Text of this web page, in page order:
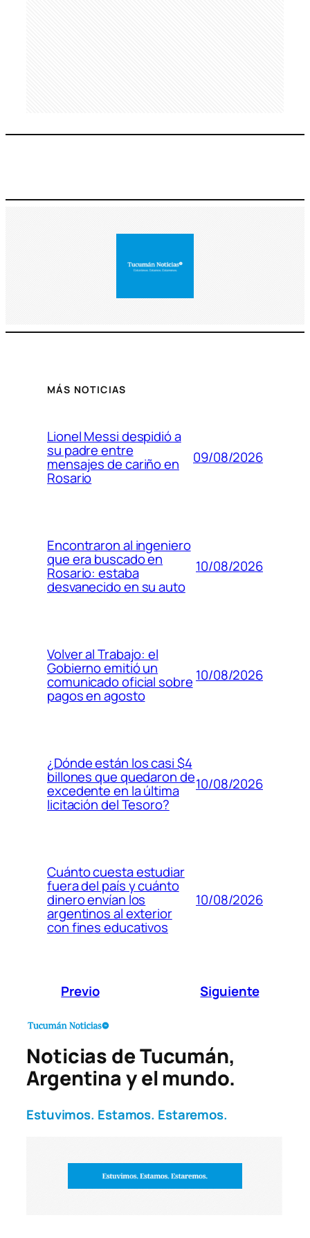
MÁS NOTICIAS
Lionel Messi despidió a
su padre entre
mensajes de cariño en
Rosario
09/08/2026
Encontraron al ingeniero
que era buscado en
Rosario: estaba
desvanecido en su auto
10/08/2026
Volver al Trabajo: el
Gobierno emitió un
comunicado oficial sobre
pagos en agosto
10/08/2026
¿Dónde están los casi $4
billones que quedaron de
excedente en la última
licitación del Tesoro?
10/08/2026
Cuánto cuesta estudiar
fuera del país y cuánto
dinero envían los
argentinos al exterior
con fines educativos
10/08/2026
Previo Siguiente
Noticias de Tucumán,
Argentina y el mundo.
Estuvimos. Estamos. Estaremos.